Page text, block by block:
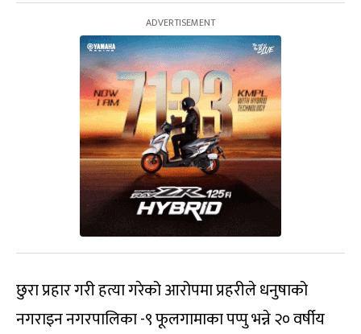
छुरा प्रहार गरी हत्या गरेको आरोपमा प्रहरीले धनुषाको
नगराइन नगरपालिका -९ फूलगामाका पप्पु भन्ने २० वर्षीय